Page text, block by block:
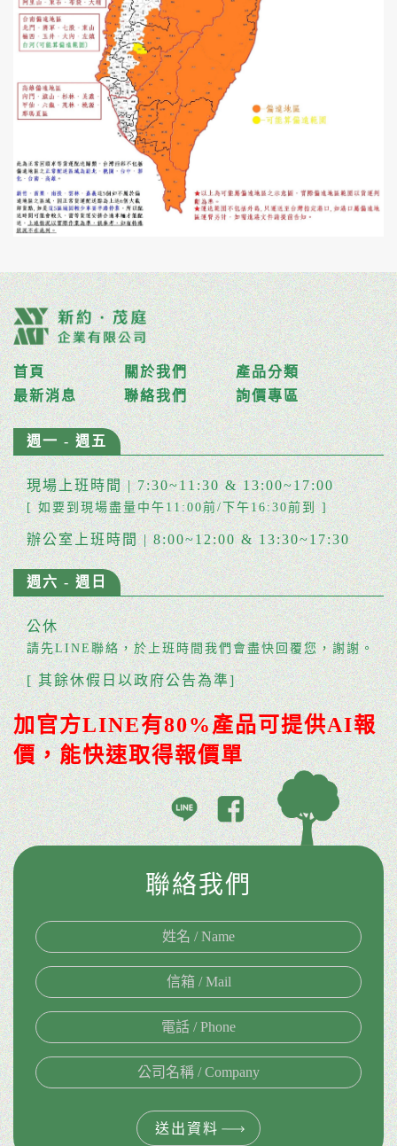
首頁 關於我們
產品分類
最新消息
聯絡我們 詢價專區
週一 - 週五
現場上班時間 | 7:30~11:30 & 13:00~17:00
[ 如要到現場盡量中午11:00前/下午16:30前到 ]
辦公室上班時間 | 8:00~12:00 & 13:30~17:30
週六 - 週日
公休
請先LINE聯絡，於上班時間我們會盡快回覆您，謝謝。
[ 其餘休假日以政府公告為準]
加官方LINE有80%產品可提供AI報
價，能快速取得報價單
聯絡我們
送出資料